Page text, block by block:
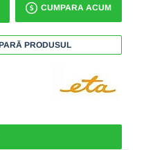
CUMPARA ACUM
PRODUSUL